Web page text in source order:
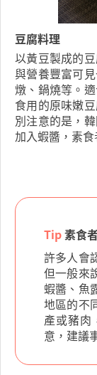
豆腐料理
以黃豆製成的
與營養豐富可
燉、鍋燒等。
食用的原味嫩
別注意的是，
加入蝦醬，素
Tip素食
許多人會
但一般來
蝦醬、魚
地區的不
產或豬肉
意，建議